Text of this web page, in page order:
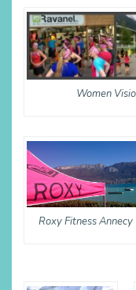
Women
Roxy Fitness Annecy